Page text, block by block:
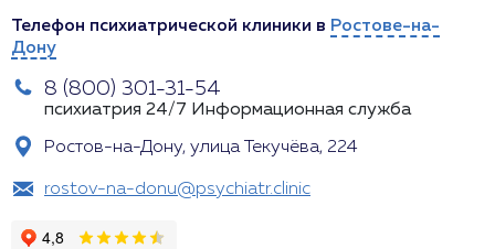
Телефон психиатрической клиники в Ростове-на-
Дону
8 (800) 301-31-54
психиатрия 24/7 Информационная служба
Ростов-на-Дону, улица Текучёва, 224
rostov-na-donu@psychiatr.clinic